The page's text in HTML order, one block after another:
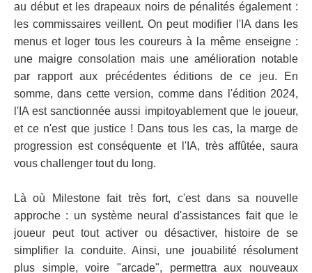
au début et les drapeaux noirs de pénalités également :
les commissaires veillent. On peut modifier l'IA dans les
menus et loger tous les coureurs à la même enseigne :
une maigre consolation mais une amélioration notable
par rapport aux précédentes éditions de ce jeu. En
somme, dans cette version, comme dans l'édition 2024,
l'IA est sanctionnée aussi impitoyablement que le joueur,
et ce n'est que justice ! Dans tous les cas, la marge de
progression est conséquente et l'IA, très affûtée, saura
vous challenger tout du long.
Là où Milestone fait très fort, c'est dans sa nouvelle
approche : un système neural d'assistances fait que le
joueur peut tout activer ou désactiver, histoire de se
simplifier la conduite. Ainsi, une jouabilité résolument
plus simple, voire "arcade", permettra aux nouveaux